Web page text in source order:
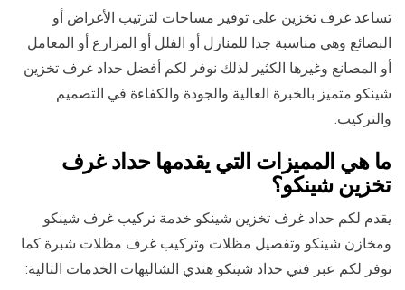
تساعد غرف تخزين على توفير مساحات لترتيب الأغراض أو
البضائع وهي مناسبة جدا للمنازل أو الفلل أو المزارع أو المعامل
أو المصانع وغيرها الكثير لذلك نوفر لكم أفضل حداد غرف تخزين
شينكو متميز بالخبرة العالية والجودة والكفاءة في التصميم
والتركيب.
ما هي المميزات التي يقدمها حداد غرف
تخزين شينكو؟
يقدم لكم حداد غرف تخزين شينكو خدمة تركيب غرف شينكو
ومخازن شينكو وتفصيل مظلات وتركيب غرف مظلات شبرة كما
نوفر لكم عبر فني حداد شينكو هندي الشاليهات الخدمات التالية: